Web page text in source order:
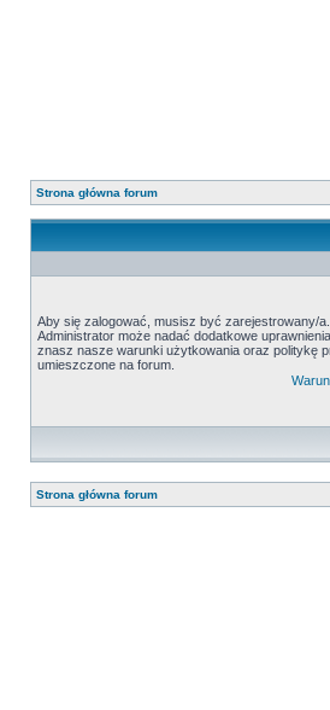
Strona główna forum
Aby się zalogować, musisz być zarejestrowany/
Administrator może nadać dodatkowe
znasz nasze warunki użytkowania oraz politykę
umieszczone na forum.
Strona główna forum